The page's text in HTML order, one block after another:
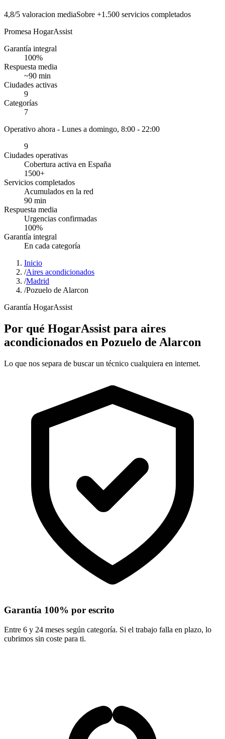
4,8/5 valoracion mediaSobre +1.500 servicios completados
Promesa HogarAssist
Garantía integral
100%
Respuesta media
~90 min
Ciudades activas
9
Categorías
7
Operativo ahora - Lunes a domingo, 8:00 - 22:00
9
Ciudades operativas
Cobertura activa en España
1500+
Servicios completados
Acumulados en la red
90 min
Respuesta media
Urgencias confirmadas
100%
Garantía integral
En cada categoría
Inicio
/Aires acondicionados
/Madrid
/Pozuelo de Alarcon
Garantía HogarAssist
Por qué HogarAssist para aires
acondicionados en Pozuelo de Alarcon
Lo que nos separa de buscar un técnico cualquiera en internet.
Garantía 100% por escrito
Entre 6 y 24 meses según categoría. Si el trabajo falla en plazo, lo
cubrimos sin coste para ti.